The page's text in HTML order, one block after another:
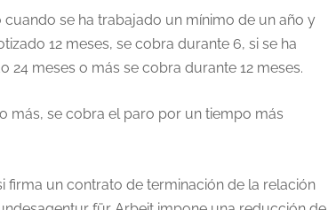
se ha trabajado un mínimo de un año y
12 meses, se cobra durante 6, si se ha
24 meses o más se cobra durante 12 meses.
más, se cobra el paro por un tiempo más
firma un contrato de terminación de la relación